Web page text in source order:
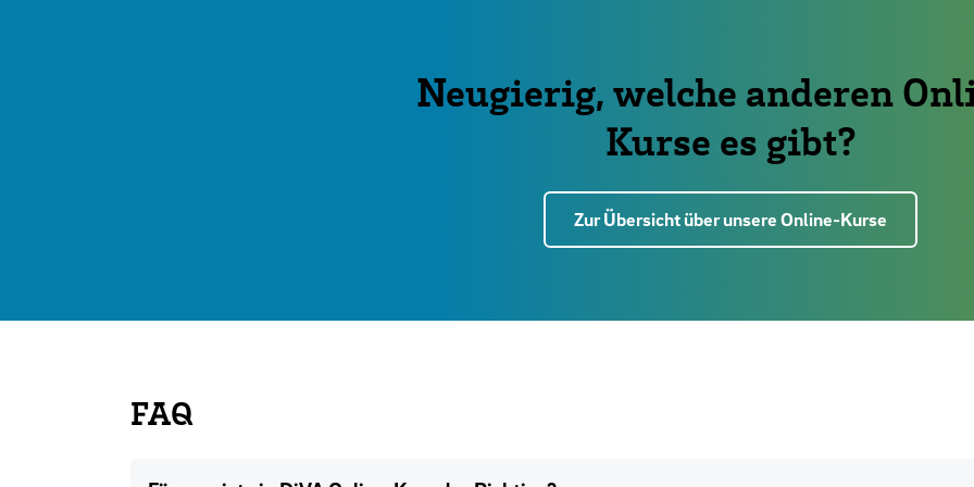
Neugierig, welche anderen
Kurse es gibt?
Zur Übersicht über unsere Online-Kurse
FAQ